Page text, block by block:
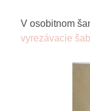
V osobitnom
vyrezávacie